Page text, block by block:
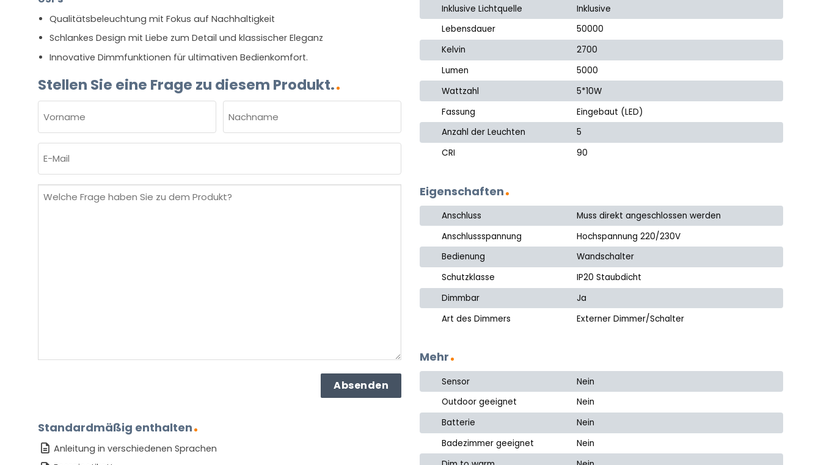
Qualitätsbeleuchtung mit Fokus auf Nachhaltigkeit
Schlankes Design mit Liebe zum Detail und klassischer Eleganz
Innovative Dimmfunktionen für ultimativen Bedienkomfort.
Stellen Sie eine Frage zu diesem Produkt.
(ERFORDERLICH)
Vorname Nachname
Mail
Welche
Standardmäßig enthalten
Anleitung in verschiedenen Sprachen
Inklusive Lichtquelle
Inklusive
Lebensdauer
50000
Kelvin
2700
Lumen
5000
Wattzahl
5*10W
Fassung
Eingebaut (LED)
Anzahl der Leuchten
5
CRI
90
Eigenschaften
Anschluss
Muss direkt angeschlossen werden
Anschlussspannung
Hochspannung 220/230V
Bedienung
Wandschalter
Schutzklasse
IP20 Staubdicht
Dimmbar
Ja
Art des Dimmers
Externer Dimmer/Schalter
Mehr
Sensor
Nein
Outdoor geeignet
Nein
Batterie
Nein
Badezimmer geeignet
Nein